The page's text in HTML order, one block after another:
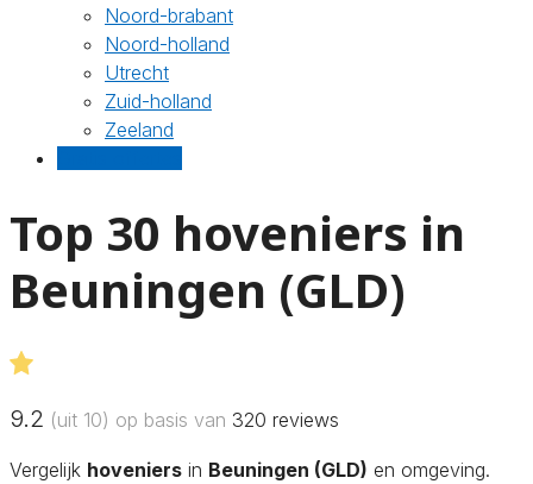
Noord-brabant
Noord-holland
Utrecht
Zuid-holland
Zeeland
Top 30 hoveniers in
Beuningen (GLD)
9.2 (uit 10) op basis van 320 reviews
Vergelijk hoveniers in Beuningen (GLD) en omgeving.